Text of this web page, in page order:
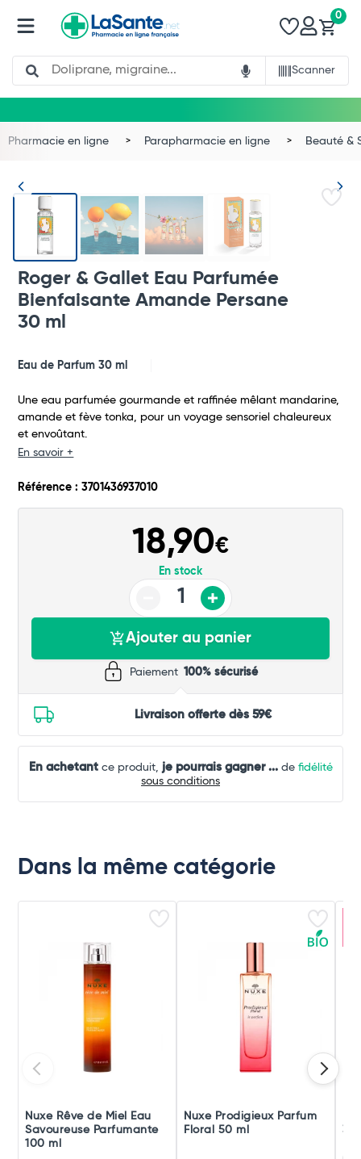
Search
Scanner
0
Pharmacie en ligne Parapharmacie en ligne Beauté &
Roger & Gallet Eau Parfumée
Bienfaisante Amande Persane
30 ml
Eau de Parfum 30 ml
Une eau parfumée gourmande et raffinée mêlant mandarine,
amande et fève tonka, pour un voyage sensoriel chaleureux
et envoûtant.
En savoir +
Référence : 3701436937010
18,90€
En stock
Ajouter au panier
Paiement 100% sécurisé
Livraison offerte dès 59€
En achetantce produit, je pourrais gagner ...de fidélité
sous conditions
Dans la même catégorie
Nuxe Rêve de Miel Eau
Savoureuse Parfumante
100 ml
Nuxe Prodigieux Parfum
Floral 50 ml
30